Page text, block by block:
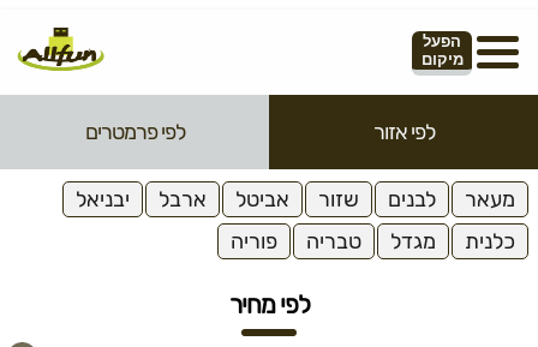
הפעל
מיקום
לפי אזור לפי פרמטרים
מעאר לבנים שזור אביטל ארבל
יבניאל
כלנית
מגדל טבריה פוריה
לפי מחיר